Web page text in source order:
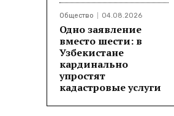
Общество 04.08.2026
Одно заявление
вместо шести: в
Узбекистане
кардинально
упростят
кадастровые услуги